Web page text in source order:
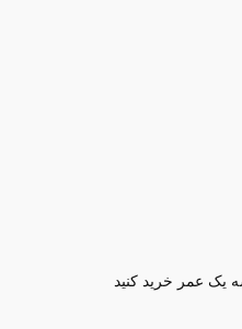
یک عمر خرید کنید